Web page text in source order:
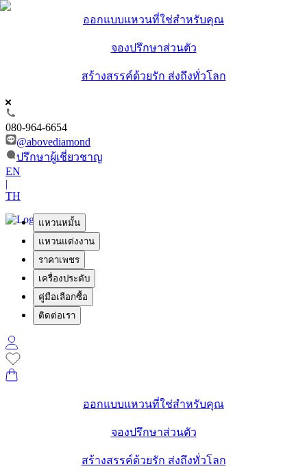
ออกแบบแหวนที่ใช่สำหรับคุณ
จองปรึกษาส่วนตัว
สร้างสรรค์ด้วยรัก ส่งถึงทั่วโลก
080-964-6654
@abovediamond
ปรึกษาผู้เชี่ยวชาญ
EN
|
TH
แหวนหมั้น
แหวนแต่งงาน
ราคาเพชร
เครื่องประดับ
คู่มือเลือกซื้อ
ติดต่อเรา
ออกแบบแหวนที่ใช่สำหรับคุณ
จองปรึกษาส่วนตัว
สร้างสรรค์ด้วยรัก ส่งถึงทั่วโลก